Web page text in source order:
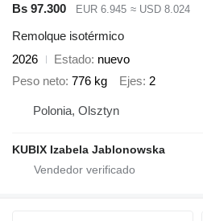
Bs 97.300
EUR 6.945 ≈ USD 8.024
Remolque isotérmico
2026
Estado nuevo
Peso neto 776 kg Ejes 2
Polonia, Olsztyn
KUBIX Izabela Jablonowska